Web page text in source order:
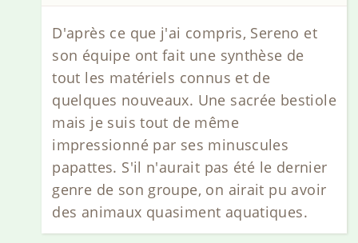
D'après ce que j'ai compris, Sereno et
son équipe ont fait une synthèse de
tout les matériels connus et de
quelques nouveaux. Une sacrée bestiole
mais je suis tout de même
impressionné par ses minuscules
papattes. S'il n'aurait pas été le dernier
genre de son groupe, on airait pu avoir
des animaux quasiment aquatiques.